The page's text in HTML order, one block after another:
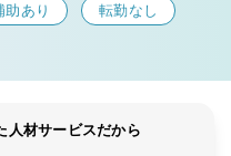
助あり 転勤なし
人材サービスだから